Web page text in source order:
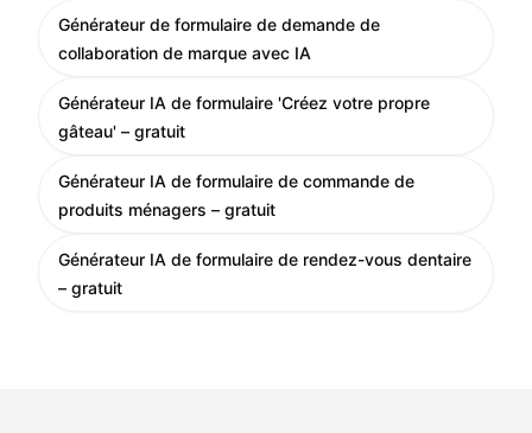
Générateur de formulaire de demande de
collaboration de marque avec IA
Générateur IA de formulaire 'Créez votre propre
gâteau' – gratuit
Générateur IA de formulaire de commande de
produits ménagers – gratuit
Générateur IA de formulaire de rendez-vous dentaire
– gratuit